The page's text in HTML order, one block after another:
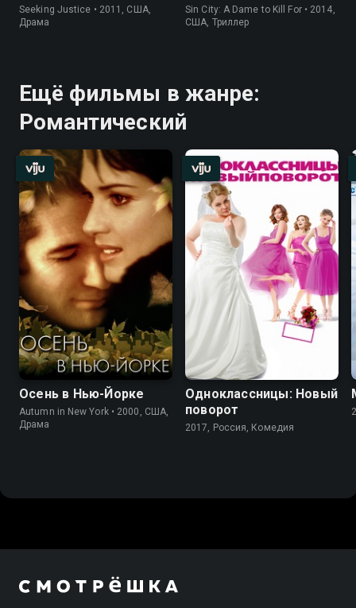
Seeking Justice • 2011, США,
Драма
которой стоит убивать
Sin City: A Dame to Kill For • 2014,
США, Триллер
Ещё фильмы в жанре:
Романтический
Осень в Нью-Йорке
Autumn in New York • 2000, США,
Драма
Одноклассницы: Новый
поворот
2017, Россия, Комедия